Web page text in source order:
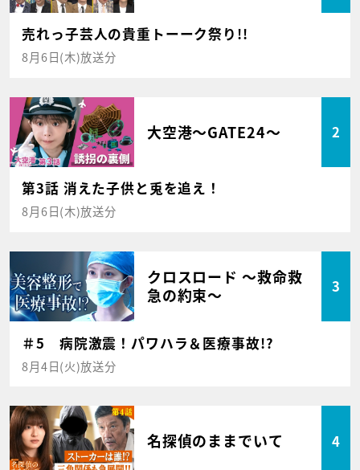
売れっ子芸人の貴重トーーク祭り!!
8月6日(木)放送分
大空港～GATE24～ 2
第3話 消えた子供と兎を追え！
8月6日(木)放送分
クロスロード ～救命救
急の約束～
3
＃5 病院激震！パワハラ＆医療事故!?
8月4日(火)放送分
名探偵のままでいて 4